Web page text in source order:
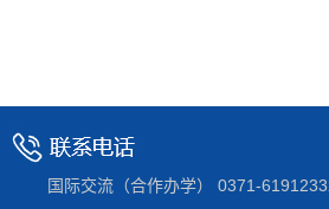
国际交流（合作办学） 0371-